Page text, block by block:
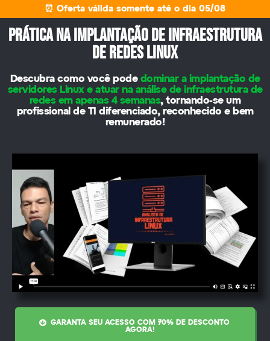
⏰ Oferta válida somente até o dia 05/08
PRÁTICA NA IMPLANTAÇÃO DE INFRAESTRUTURA
DE REDES LINUX
Descubra como você pode dominar a implantação de
servidores Linux e atuar na análise de infraestrutura de
redes em apenas 4 semanas, tornando-se um
profissional de TI diferenciado, reconhecido e bem
remunerado!
GARANTA SEU ACESSO COM 70% DE DESCONTO
AGORA!